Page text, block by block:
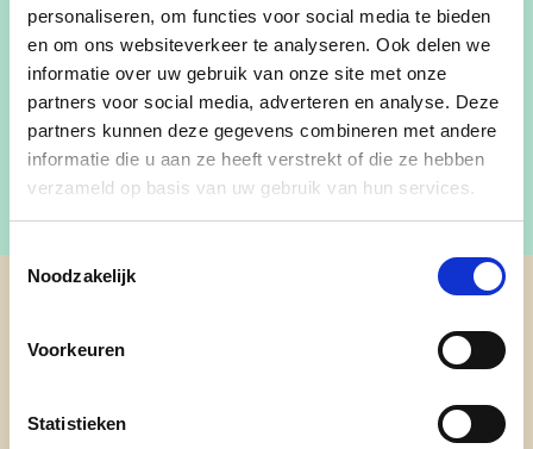
personaliseren, om functies voor social media te bieden
en om ons websiteverkeer te analyseren. Ook delen we
informatie over uw gebruik van onze site met onze
partners voor social media, adverteren en analyse. Deze
partners kunnen deze gegevens combineren met andere
informatie die u aan ze heeft verstrekt of die ze hebben
verzameld op basis van uw gebruik van hun services.
Toestemmingsselectie
Noodzakelijk
Voorkeuren
Statistieken
Ja, ik aanvaard de privacyvoorwaarden.
om de privacyvoorwaarden te raadplegen
onze partij